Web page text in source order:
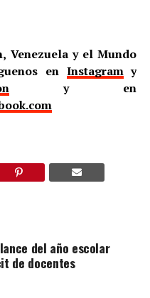
Venezuela y el Mundo
en Instagramy
y en
del año escolar
de docentes